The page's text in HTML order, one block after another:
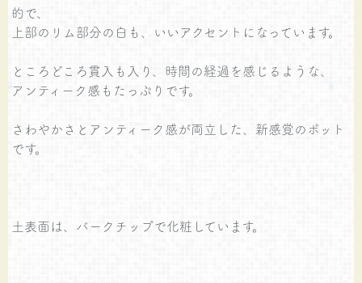
的で、
上部のリム部分の白も、いいアクセントになっています。
ところどころ貫入も入り、時間の経過を感じるような、
アンティーク感もたっぷりです。
さわやかさとアンティーク感が両立した、新感覚のポット
です。
土表面は、バークチップで化粧しています。